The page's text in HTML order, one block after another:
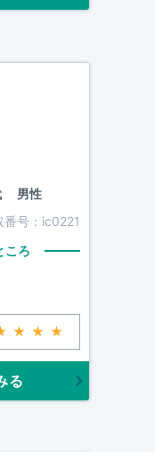
男性
番号： ic0221
ころ
る